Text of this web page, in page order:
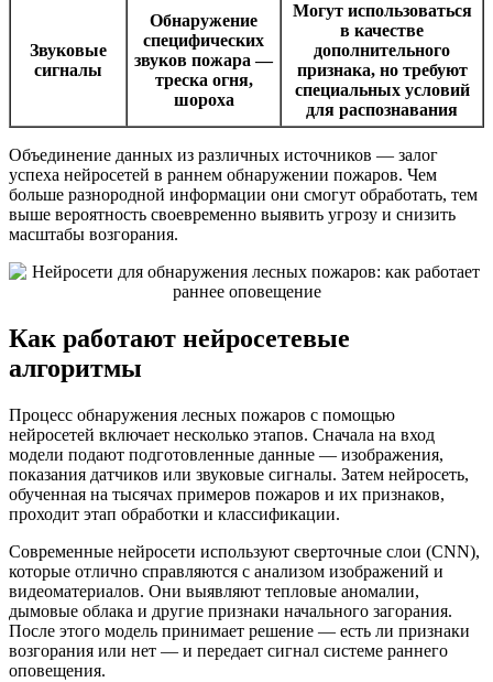
Звуковые
сигналы
Обнаружение
специфических
звуков пожара —
треска огня,
шороха
Могут использоваться
в качестве
дополнительного
признака, но требуют
специальных условий
для распознавания
Объединение данных из различных источников ― залог
успеха нейросетей в раннем обнаружении пожаров. Чем
больше разнородной информации они смогут обработать, тем
выше вероятность своевременно выявить угрозу и снизить
масштабы возгорания.
Как работают нейросетевые
алгоритмы
Процесс обнаружения лесных пожаров с помощью
нейросетей включает несколько этапов. Сначала на вход
модели подают подготовленные данные — изображения,
показания датчиков или звуковые сигналы. Затем нейросеть,
обученная на тысячах примеров пожаров и их признаков,
проходит этап обработки и классификации.
Современные нейросети используют сверточные слои (CNN),
которые отлично справляются с анализом изображений и
видеоматериалов. Они выявляют тепловые аномалии,
дымовые облака и другие признаки начального загорания.
После этого модель принимает решение — есть ли признаки
возгорания или нет — и передает сигнал системе раннего
оповещения.